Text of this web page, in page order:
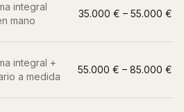
integral
mano
35.000 € – 55.000 €
integral +
a medida
55.000 € – 85.000 €